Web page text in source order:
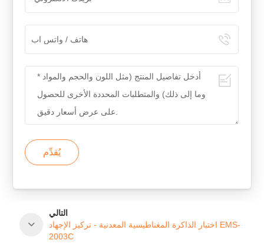
يُقدِّم
التالي
اختبار الذاكرة المغناطيسية المعدنية - تركيز الإجهاد EMS-
2003C